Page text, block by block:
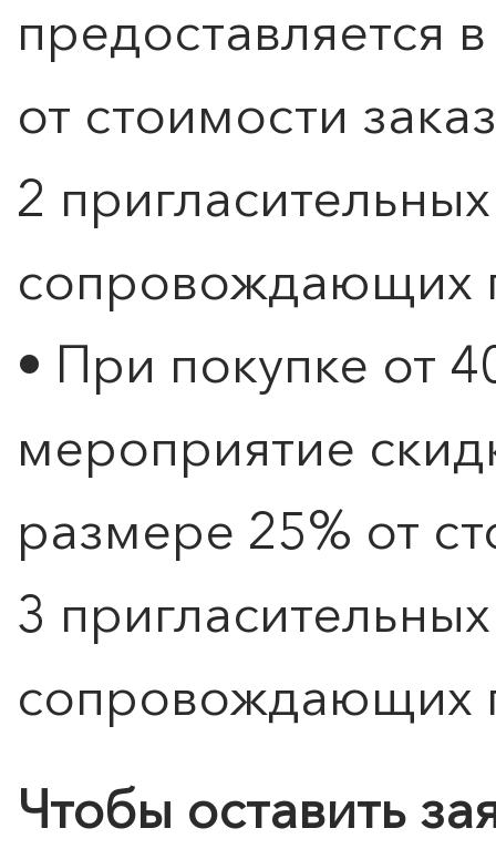
предоставляется
от стоимости
2
сопровождающих
• При покупке от
мероприятие
размере 25% от
3
сопровождающих
Чтобы оставить